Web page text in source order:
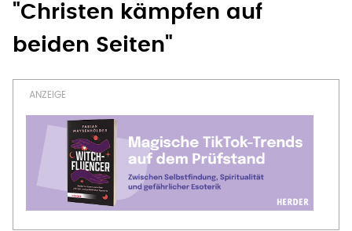
"Christen kämpfen auf
beiden Seiten"